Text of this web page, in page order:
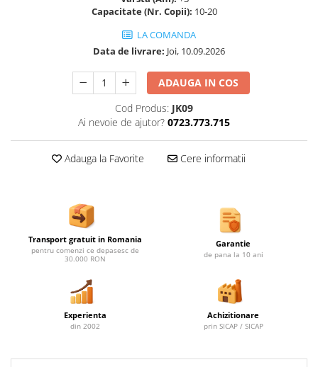
Stalpi / bolarzi de delimitare
pentru trotuar
Cismea stradala / gradina
Tomberoane si Pubele de Gunoi
Magazie pubele / tomberoane
Capacitate (Nr. Copii): 10-20
LA COMANDA
Data de livrare: Joi, 10.09.2026
ADAUGA IN COS
Cod Produs: JK09
Ai nevoie de ajutor? 0723.773.715
Adauga la Favorite Cere informatii
Transport gratuit in Romania
pentru comenzi ce depasesc de
30.000 RON
Garantie
de pana la 10 ani
Experienta
din 2002
Achizitionare
prin SICAP / SICAP